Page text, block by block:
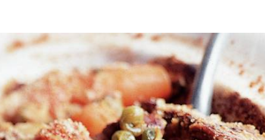
Boter in braadpan doen en spekblokjes even bakken.
Intussen worteltjes en bosuitjes schoonmaken en in stukken
toevoegen en geheel nog 5 minuten stoven. Intussen oven
roeren en saus op hoog vuur tot helft laten inkoken.
ca. 20 minuten in de oven zetten tot bovenkant goudbruin is.